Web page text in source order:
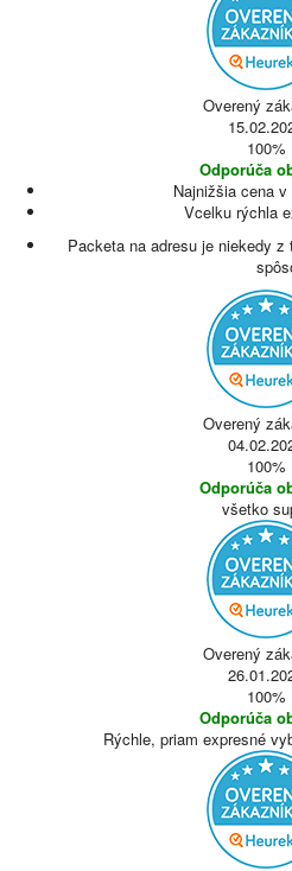
Overený
100%
Odporúča
Najnižšia cena
Vcelku rýchla
Packeta na adresu je niekedy
Overený
100%
Odporúča
všetko
Overený
100%
Odporúča
Rýchle, priam expresné